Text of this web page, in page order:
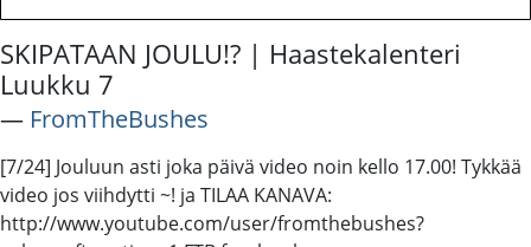
SKIPATAAN JOULU!? | Haastekalenteri
Luukku 7
― FromTheBushes
[7/24] Jouluun asti joka päivä video noin kello 17.00! Tykkää
video jos viihdytti ~! ja TILAA KANAVA:
http://www.youtube.com/user/fromthebushes?